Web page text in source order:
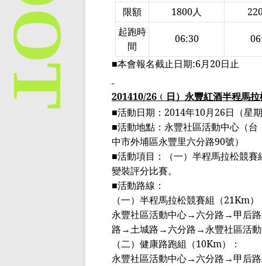
限額
1800人
起跑時
間
06:30
■本會報名截止日期:6月20日止
201410/26 ﹙ 日） 永豐紅酒半程馬拉
■活動日期： 2014年10月26日（星
■活動地點：永豐社區活動中心 （台
中市外埔區永豐里六分路90號）
■活動項目：（一）半程馬拉松競賽
變裝評分比賽。
■活動路線：
（一）半程馬拉松競賽組（21Km）
永豐社區活動中心→六分路→甲后
路→土城路→六分路→永豐社區活
（二）健康路跑組（10Km）：
永豐社區活動中心→六分路→甲后